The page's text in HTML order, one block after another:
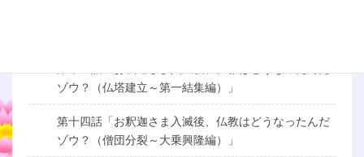
ゾウ？（仏塔建立～第一結集編）」
第十四話「お釈迦さま入滅後、仏教はどうなったんだ
ゾウ？（僧団分裂～大乗興隆編）」